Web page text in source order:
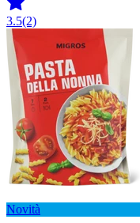
3.5(2)
Novità